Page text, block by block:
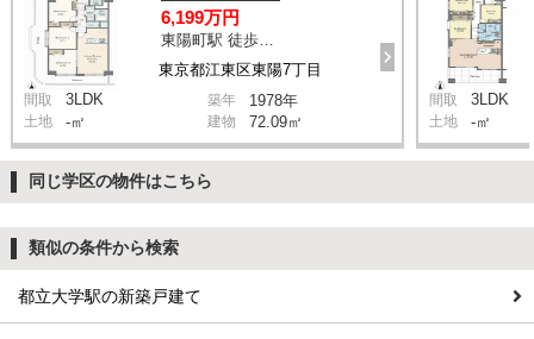
東京都江東区東陽7丁目
6,199万円
間取 3LDK 築年 1978年
土地 -㎡ 建物 72.09㎡
間取 3LDK
土地 -㎡
同じ学区の物件はこちら
類似の条件から検索
都立大学駅の新築戸建て